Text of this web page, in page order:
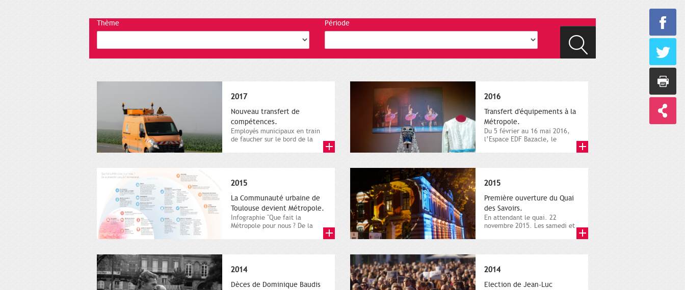
Thème Période
2017
Nouveau transfert de
compétences.
Employés municipaux en train
de faucher sur le bord de la
2016
Transfert d'équipements à la
Métropole.
Du 5 février au 16 mai 2016,
l’Espace EDF Bazacle, le
2015
La Communauté urbaine de
Toulouse devient Métropole.
Infographie "Que fait la
Métropole pour nous ? De la
2015
Première ouverture du Quai
des Savoirs.
En attendant le quai. 22
novembre 2015. Les samedi et
2014
Dèces de Dominique Baudis
2014
Election de Jean-Luc